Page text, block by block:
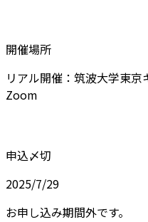
開催場所
リアル開催：筑波大学東京
Zoom
申込〆切
2025/7/29
お申し込み期間外です。